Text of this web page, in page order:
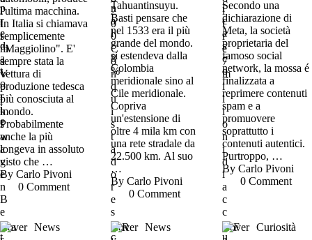
l'ultima macchina.
In Italia si chiamava
semplicemente
"Maggiolino". E'
sempre stata la
vettura di
produzione tedesca
più conosciuta al
mondo.
Probabilmente
anche la più
longeva in assoluto
visto che …
By Carlo Pivoni
0 Comment
Tahuantinsuyu.
Basti pensare che
nel 1533 era il più
grande del mondo.
si estendeva dalla
Colombia
meridionale sino al
Cile meridionale.
Copriva
un'estensione di
oltre 4 mila km con
una rete stradale da
22.500 km. Al suo
…
By Carlo Pivoni
0 Comment
Secondo una
dichiarazione di
Meta, la società
proprietaria del
famoso social
network, la mossa é
finalizzata a
reprimere contenuti
spam e a
promuovere
soprattutto i
contenuti autentici.
Purtroppo, …
By Carlo Pivoni
0 Comment
Cover News
Cover News
Cover
Curiosità